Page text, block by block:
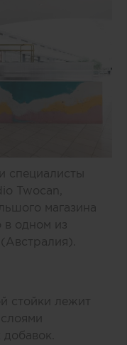
специалисты
Twocan,
магазина
в одном из
стойки лежит